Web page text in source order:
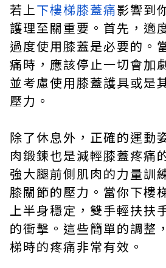
若上下樓梯膝蓋痛影響到
護理至關重要。首先，適
過度使用膝蓋是必要的。
痛時，應該停止一切會加
並考慮使用膝蓋護具或是
壓力。
除了休息外，正確的運動
肉鍛鍊也是減輕膝蓋疼痛
強大腿前側肌肉的力量訓
膝關節的壓力。當你下樓
上半身穩定，雙手輕扶扶
的衝擊。這些簡單的調整
梯時的疼痛非常有效。